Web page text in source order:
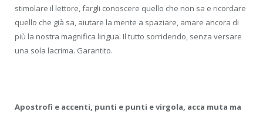
stimolare il lettore, fargli conoscere quello che non sa e ricordare
quello che già sa, aiutare la mente a spaziare, amare ancora di
più la nostra magnifica lingua. Il tutto sorridendo, senza versare
una sola lacrima. Garantito.
Apostrofi e accenti, punti e punti e virgola, acca muta ma